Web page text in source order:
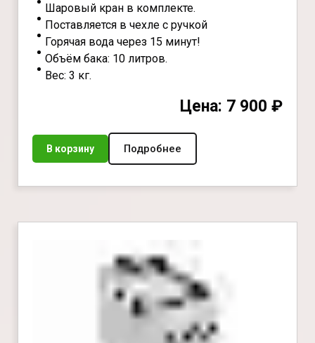
Шаровый кран в комплекте.
Поставляется в чехле с ручкой
Горячая вода через 15 минут!
Объём бака: 10 литров.
Вес: 3 кг.
Цена: 7 900 ₽
В корзину Подробнее